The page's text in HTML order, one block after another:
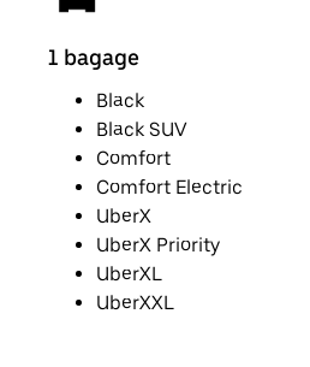
1 bagage
Black
Black SUV
Comfort
Comfort Electric
UberX
UberX Priority
UberXL
UberXXL